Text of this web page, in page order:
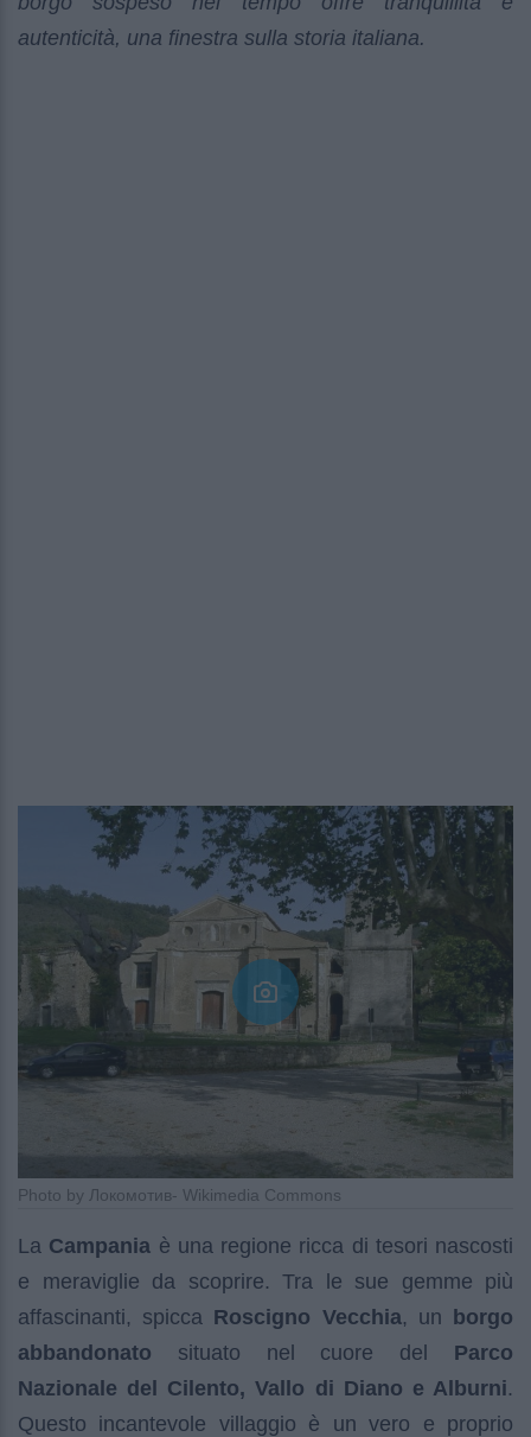
autenticità, una finestra sulla storia italiana.
Photo by Локомотив- Wikimedia Commons
La Campania è una regione ricca di tesori nascosti
e meraviglie da scoprire. Tra le sue gemme più
affascinanti, spicca Roscigno Vecchia, un borgo
abbandonato situato nel cuore del Parco
Nazionale del Cilento, Vallo di Diano e Alburni.
Questo incantevole villaggio è un vero e proprio